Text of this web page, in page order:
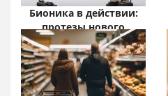
Бионика в действии:
протезы нового
поколения